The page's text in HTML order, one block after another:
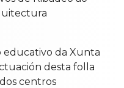
da Xunta
desta folla
centros